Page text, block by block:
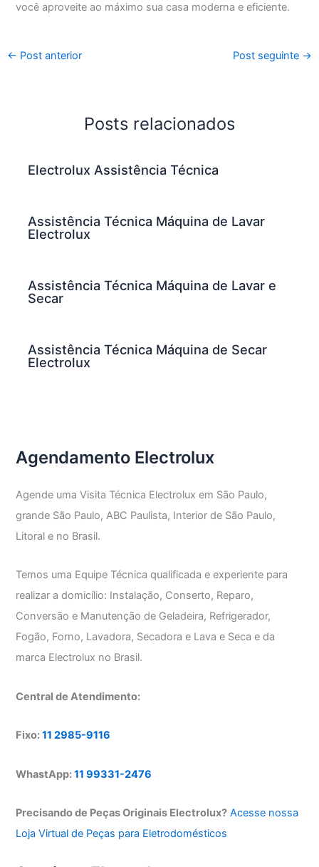
você aproveite ao máximo sua casa moderna e eficiente.
← Post anterior Post seguinte →
Posts relacionados
Electrolux Assistência Técnica
Assistência Técnica Máquina de Lavar
Electrolux
Assistência Técnica Máquina de Lavar e
Secar
Assistência Técnica Máquina de Secar
Electrolux
Agendamento Electrolux
Agende uma Visita Técnica Electrolux em São Paulo,
grande São Paulo, ABC Paulista, Interior de São Paulo,
Litoral e no Brasil.
Temos uma Equipe Técnica qualificada e experiente para
realizar a domicílio: Instalação, Conserto, Reparo,
Conversão e Manutenção de Geladeira, Refrigerador,
Fogão, Forno, Lavadora, Secadora e Lava e Seca e da
marca Electrolux no Brasil.
Central de Atendimento:
Fixo:11 2985-9116
WhastApp:11 99331-2476
Precisando de Peças Originais Electrolux? Acesse nossa
Loja Virtual de Peças para Eletrodomésticos